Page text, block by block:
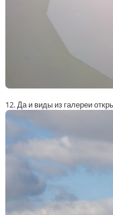
12. Да и виды из галереи